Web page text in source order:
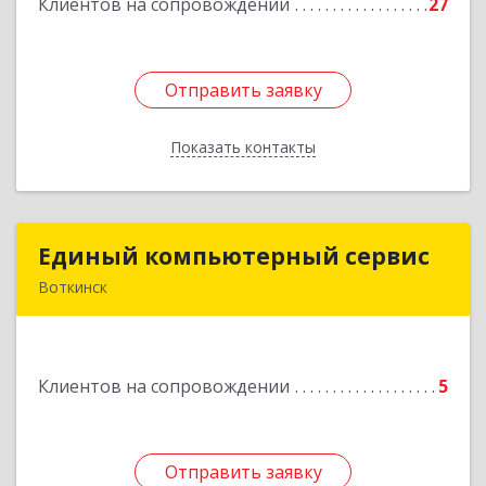
Отправить заявку
Показать контакты
Подробнее
Отправить заявку
Назад
Единый компьютерный сервис
Воткинск
Клиентов на сопровождении 5
Отправить заявку
Единый компьютерный сервис
Отправить заявку